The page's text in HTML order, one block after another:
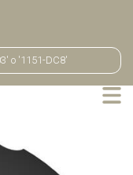
Volver